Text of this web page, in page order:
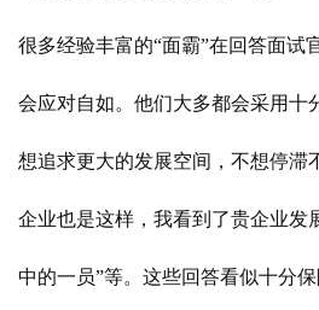
很多经验丰富的“面霸”在回答面试
会应对自如。他们大多都会采用十
想追求更大的发展空间，不想停滞
企业也是这样，我看到了贵企业发
中的一员”等。这些回答看似十分